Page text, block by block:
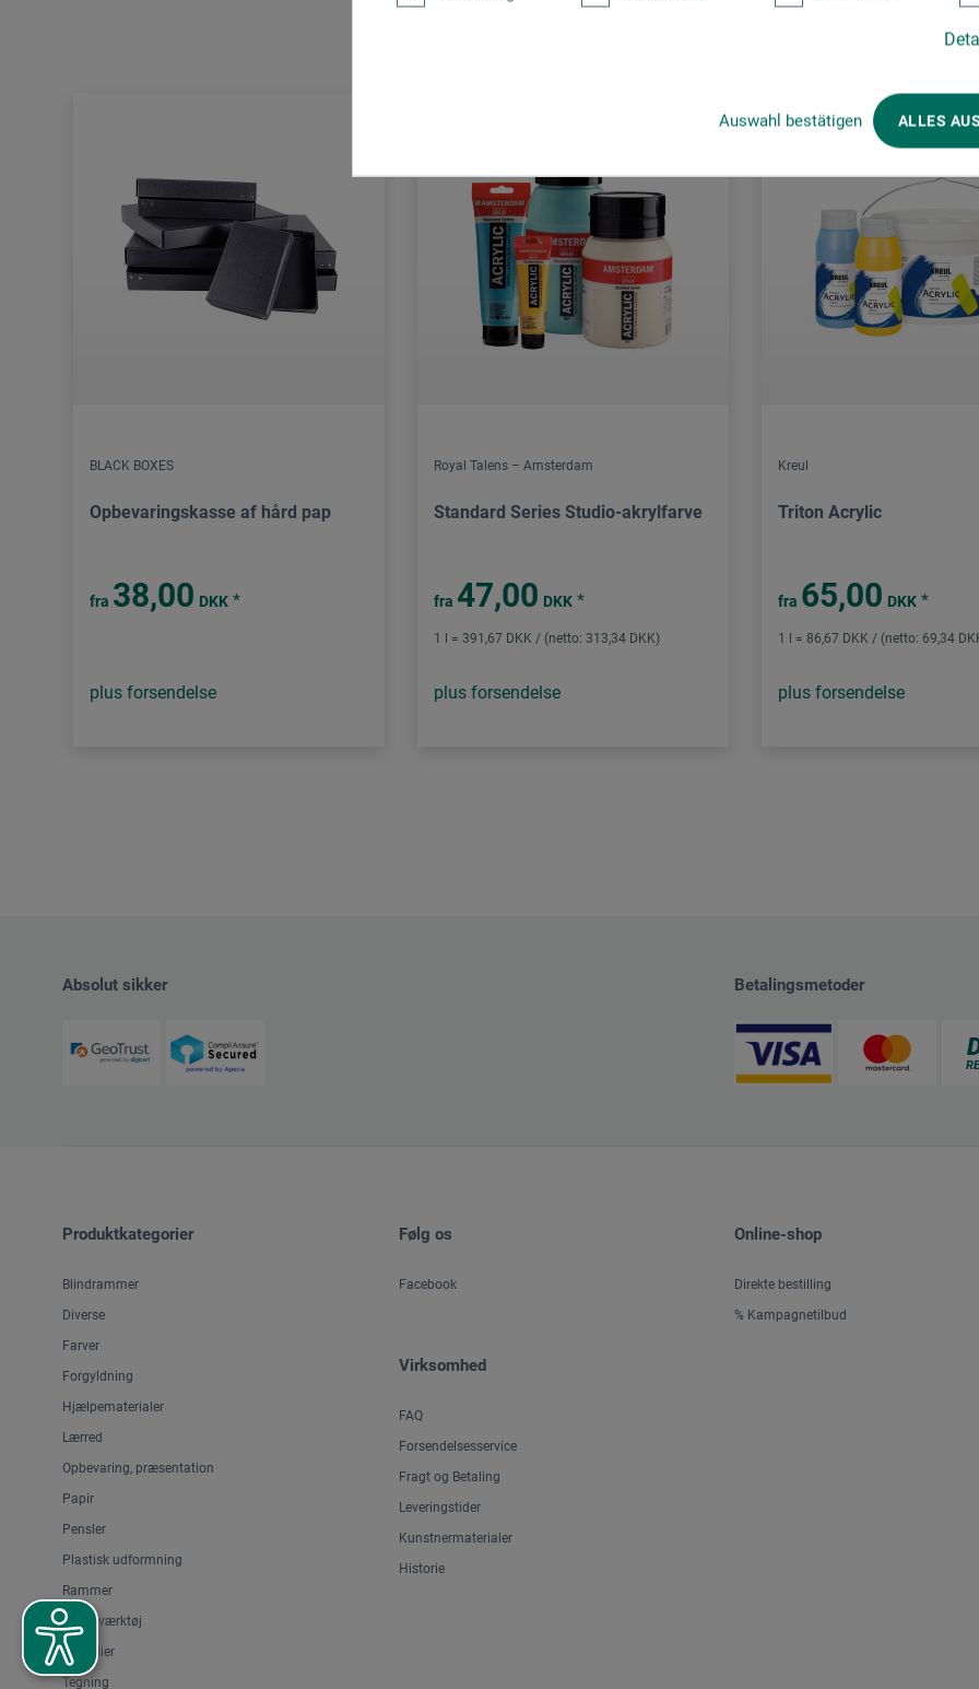
Auswahl bestätigen ALLES
BLACK BOXES
Opbevaringskasse af hård pap
fra 38,00 DKK *
plus forsendelse
Royal Talens – Amsterdam
Standard Series Studio-akrylfarve
fra 47,00 DKK *
1 l = 391,67 DKK / (netto: 313,34 DKK)
plus forsendelse
Kreul
Triton Acrylic
fra 65,00 DKK *
1 l = 86,67 DKK / (netto: 69,34
plus forsendelse
Absolut sikker Betalingsmetoder
Produktkategorier
Blindrammer
Diverse
Farver
Forgyldning
Hjælpematerialer
Lærred
Opbevaring, præsentation
Papir
Pensler
Plastisk udformning
Rammer
Skæreværktøj
Staffelier
Tegning
Følg os
Facebook
Virksomhed
FAQ
Forsendelsesservice
Fragt og Betaling
Leveringstider
Kunstnermaterialer
Historie
Online-shop
Direkte bestilling
% Kampagnetilbud